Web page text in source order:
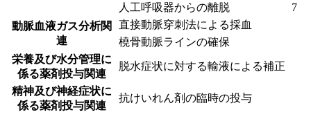
7
人工呼吸器からの離脱
動脈血液ガス分析関
連
直接動脈穿刺法による採血
橈骨動脈ラインの確保
栄養及び水分管理に
係る薬剤投与関連
脱水症状に対する輸液による補正
精神及び神経症状に
係る薬剤投与関連
抗けいれん剤の臨時の投与